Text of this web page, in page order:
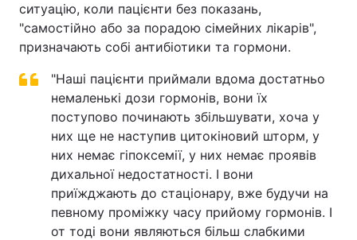
ситуацію, коли пацієнти без показань,
"самостійно або за порадою сімейних лікарів",
призначають собі антибіотики та гормони.
"Наші пацієнти приймали вдома достатньо
немаленькі дози гормонів, вони їх
поступово починають збільшувати, хоча у
них ще не наступив цитокіновий шторм, у
них немає гіпоксемії, у них немає проявів
дихальної недостатності. І вони
приїжджають до стаціонару, вже будучи на
певному проміжку часу прийому гормонів. І
от тоді вони являються більш слабкими